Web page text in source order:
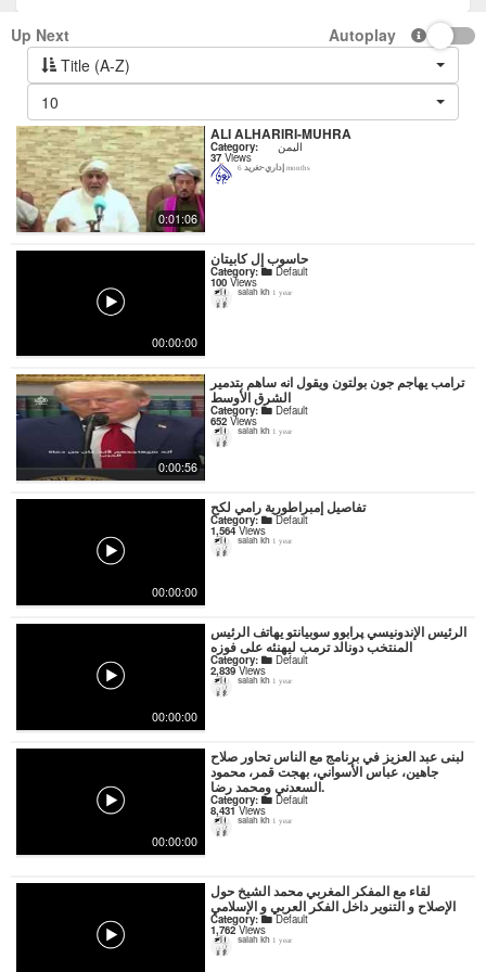
Up Next
Autoplay
Title (A-Z)
10
0:01:06
ALI ALHARIRI-MUHRA
Category: اليمن
37Views
إداري-تغريد 6 months
00:00:00
حاسوب إل كابيتان
Category: Default
100 Views
salah kh 1 year
0:00:56
ترامب يهاجم جون بولتون ويقول انه ساهم بتدمير
الشرق الأوسط
Category: Default
652 Views
salah kh 1 year
00:00:00
تفاصيل إمبراطورية رامي لكح
Category: Default
1,564Views
salah kh 1 year
00:00:00
الرئيس الإندونيسي پرابوو سوبيانتو يهاتف الرئيس
المنتخب دونالد ترمب ليهنئه على فوزه
Category: Default
2,839Views
salah kh 1 year
00:00:00
لبنى عبد العزيز في برنامج مع الناس تحاور صلاح
جاهين، عباس الأسواني، بهجت قمر، محمود
السعدني ومحمد رضا.
Category: Default
8,431Views
salah kh 1 year
لقاء مع المفكر المغربي محمد الشيخ حول
الإصلاح و التنوير داخل الفكر العربي و الإسلامي
Category: Default
1,762Views
salah kh 1 year